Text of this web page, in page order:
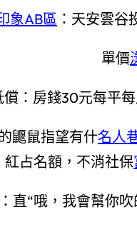
象AB區 ：天安雲
單價
償：房錢30元每平
鼴鼠指望有什名人
紅占名額，不消社保
直“哦，我會幫你